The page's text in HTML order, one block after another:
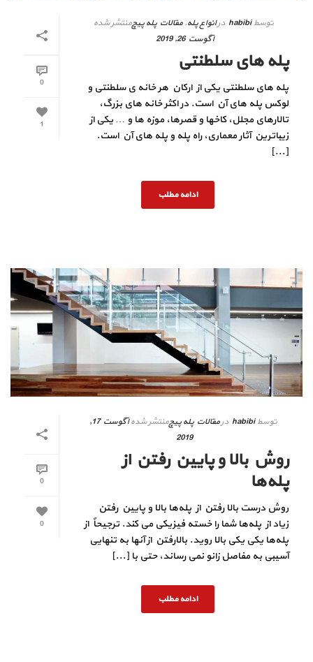
0
1
توسط habibi درانواع پله,مقالات پله پیچمنتشر شده
آگوست 26, 2019
پله های سلطنتی
پله های سلطنتی یکی از ارکان هر خانه ی سلطنتی و
لوکس پله های آن است. در اکثر خانه های بزرگ،
تالارهای مجلل، کاخها و قصرها، موزه ها و … یکی از
زیباترین آثار معماری، راه پله و پله های آن است.
[...]
ادامه مطلب
0
0
توسط habibi درمقالات پله پیچمنتشر شده
آگوست 17,
2019
روش بالا و پایین رفتن از
پله‌ها
روش درست بالا رفتن از پله‌ها بالا و پایین رفتن
زیاد از پله‌ها شما را خسته فیزیکی می کند. ترجیحاً از
پله‌ها یکی یکی بالا روید. بالارفتن از آنها به تنهایی
آسیبی به مفاصل زانو نمی رساند، حتی با [...]
ادامه مطلب